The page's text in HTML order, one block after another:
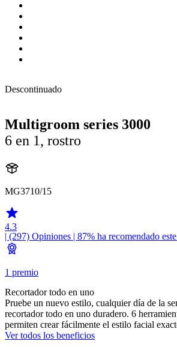
Descontinuado
Multigroom series 3000
6 en 1, rostro
MG3710/15
4.3
| (297) Opiniones | 87% ha recomendado
1 premio
Recortador todo en uno
Pruebe un nuevo estilo, cualquier día de la
recortador todo en uno duradero. 6
permiten crear fácilmente el estilo facial
Ver todos los beneficios